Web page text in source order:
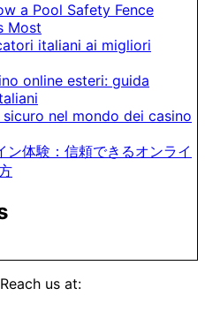
a Pool Safety Fence
Most
italiani ai migliori
online esteri: guida
nel mondo dei casino
ン体験：信頼できるオンライ
us at: